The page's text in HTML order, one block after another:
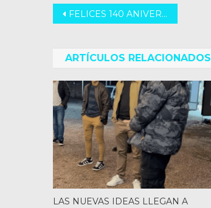
Navegación
entradas
FELICES 140 ANIVERSARIOS RAFAELA!
ARTÍCULOS RELACIONADOS
LAS NUEVAS IDEAS LLEGAN A